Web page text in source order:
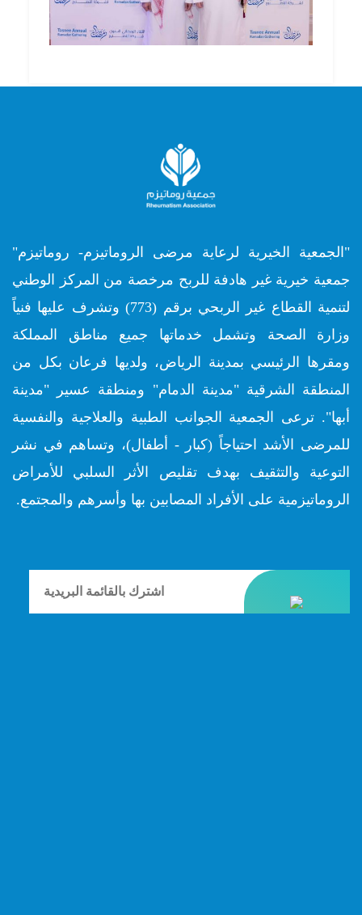
"الجمعية الخيرية لرعاية مرضى الروماتيزم- روماتيزم"
جمعية خيرية غير هادفة للربح مرخصة من المركز الوطني
لتنمية القطاع غير الربحي برقم (773) وتشرف عليها فنياً
وزارة الصحة وتشمل خدماتها جميع مناطق المملكة
ومقرها الرئيسي بمدينة الرياض، ولديها فرعان بكل من
المنطقة الشرقية "مدينة الدمام" ومنطقة عسير "مدينة
أبها". ترعى الجمعية الجوانب الطبية والعلاجية والنفسية
للمرضى الأشد احتياجاً (كبار - أطفال)، وتساهم في نشر
التوعية والتثقيف بهدف تقليص الأثر السلبي للأمراض
الروماتيزمية على الأفراد المصابين بها وأسرهم والمجتمع.